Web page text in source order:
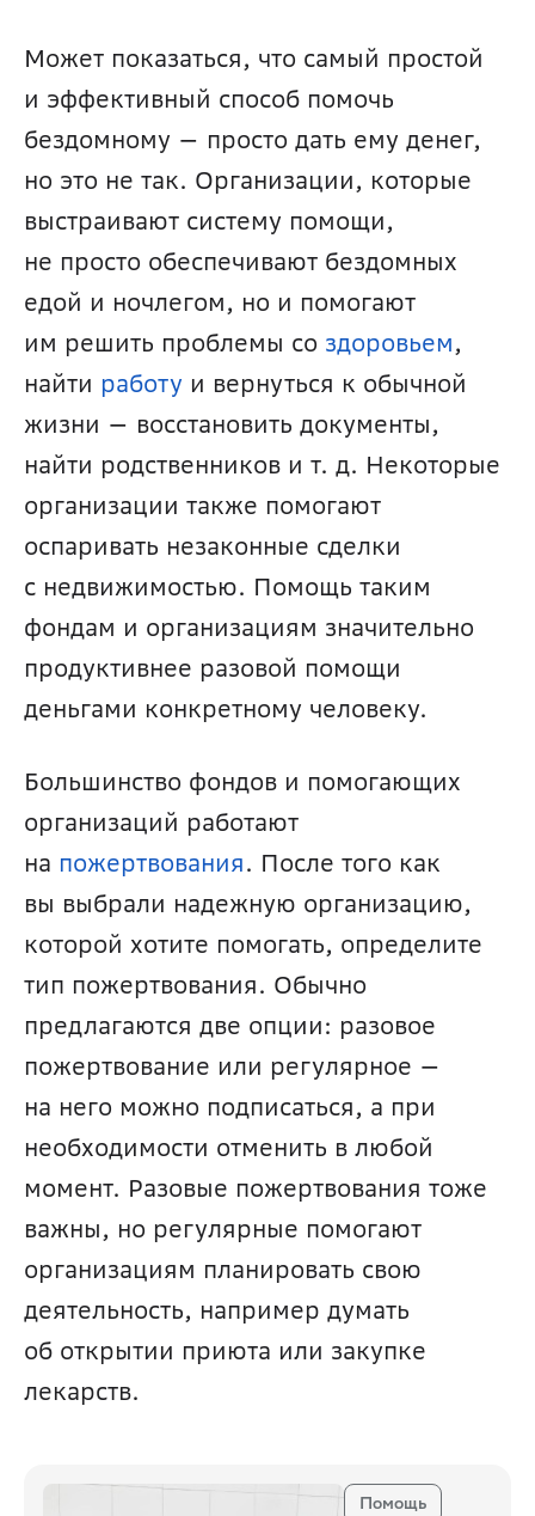
Может показаться, что самый простой
и эффективный способ помочь
бездомному — просто дать ему денег,
но это не так. Организации, которые
выстраивают систему помощи,
не просто обеспечивают бездомных
едой и ночлегом, но и помогают
им решить проблемы со здоровьем,
найти работу и вернуться к обычной
жизни — восстановить документы,
найти родственников и т. д. Некоторые
организации также помогают
оспаривать незаконные сделки
с недвижимостью. Помощь таким
фондам и организациям значительно
продуктивнее разовой помощи
деньгами конкретному человеку.
Большинство фондов и помогающих
организаций работают
на пожертвования. После того как
вы выбрали надежную организацию,
которой хотите помогать, определите
тип пожертвования. Обычно
предлагаются две опции: разовое
пожертвование или регулярное —
на него можно подписаться, а при
необходимости отменить в любой
момент. Разовые пожертвования тоже
важны, но регулярные помогают
организациям планировать свою
деятельность, например думать
об открытии приюта или закупке
лекарств.
Помощь